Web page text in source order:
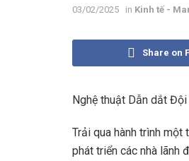
03/02/2025 in Kinh tế -
Share on
Nghệ thuật Dẫn dắt Đội
Trải qua hành trình
phát triển các nhà lãnh